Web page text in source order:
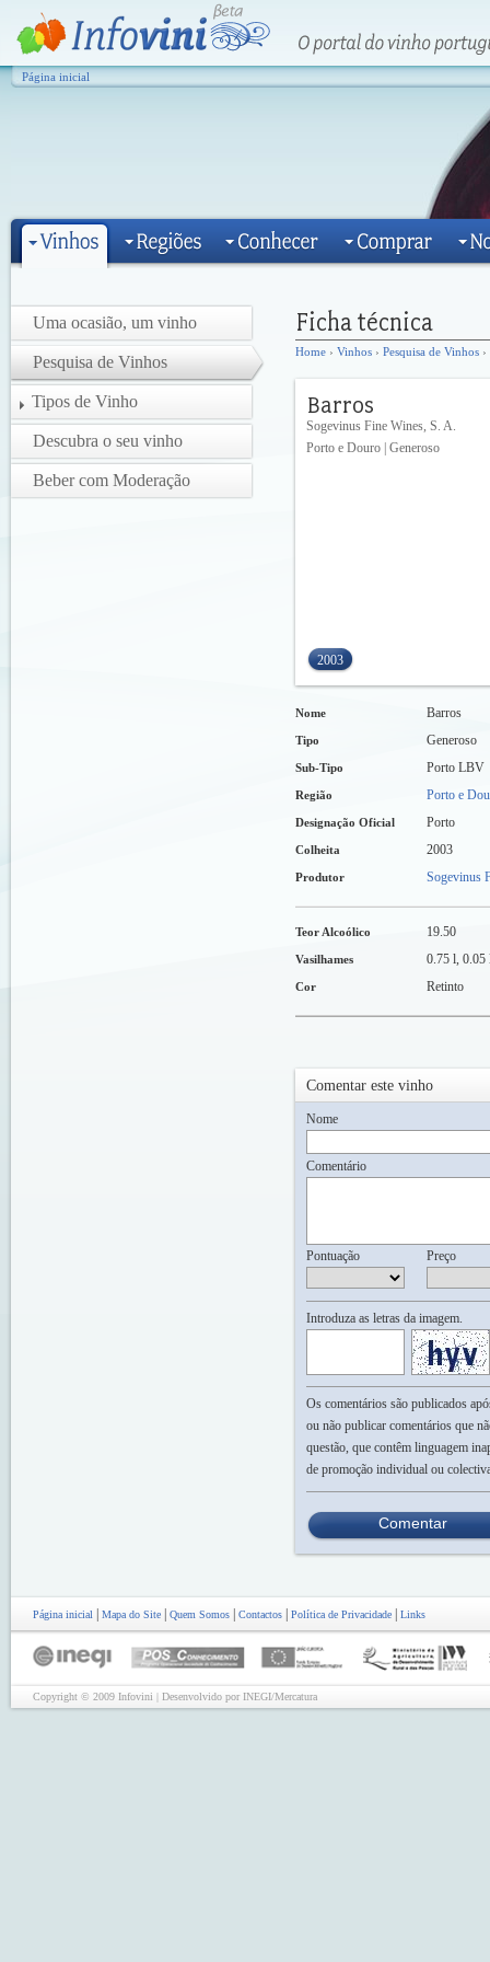
Página inicial
Uma ocasião, um vinho
Pesquisa de Vinhos
Tipos de Vinho
Descubra o seu vinho
Beber com Moderação
Home › Vinhos › Pesquisa de Vinhos
Sogevinus Fine Wines, S. A.
Porto e Douro | Generoso
2003
Nome Barros
Tipo Generoso
Sub-Tipo Porto LBV
Região Porto e
Designação Oficial Porto
Colheita 2003
Produtor Sogevinus
Teor Alcoólico 19.50
Vasilhames 0.75 l, 0.05
Cor Retinto
Comentar este vinho
Nome
Comentário
Pontuação Preço
Introduza as letras da imagem.
Os comentários são publicados
ou não publicar comentários que
questão, que contêm linguagem
de promoção individual ou
Comentar
Página inicial | Mapa do Site | Quem Somos | Contactos | Política de Privacidade | Links
Copyright © 2009 Infovini | Desenvolvido por INEGI/Mercatura